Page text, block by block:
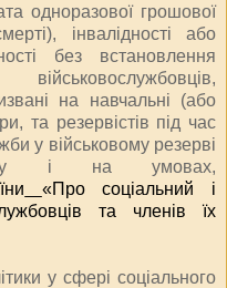
одноразової грошової
інвалідності або
без встановлення
на навчальні (або
та резервістів під час
у військовому резерві
і на умовах,
«Про соціальний і
та членів їх
у сфері соціального